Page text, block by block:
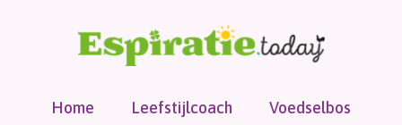
Home Leefstijlcoach Voedselbos